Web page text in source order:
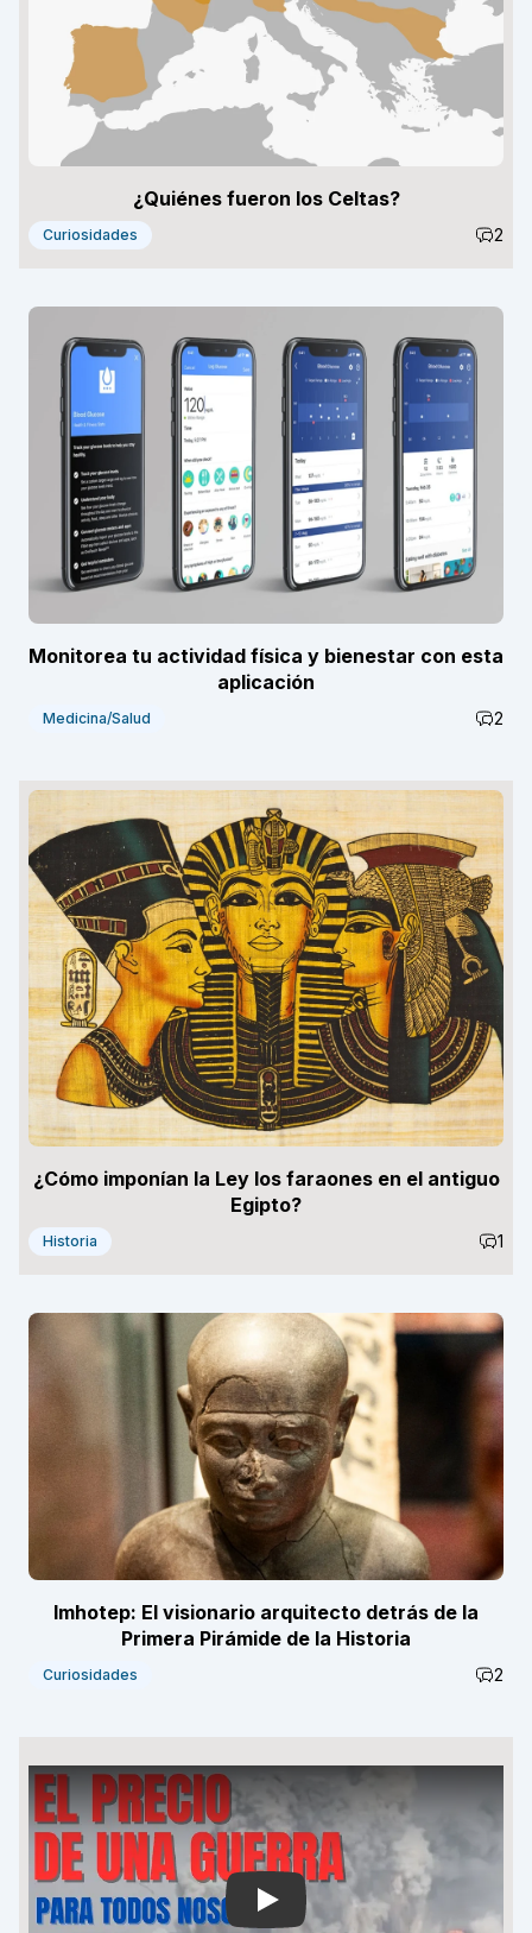
¿Quiénes fueron los Celtas?
Curiosidades 2
Monitorea tu actividad física y bienestar con esta
aplicación
Medicina/Salud 2
¿Cómo imponían la Ley los faraones en el antiguo
Egipto?
Historia 1
Imhotep: El visionario arquitecto detrás de la
Primera Pirámide de la Historia
Curiosidades 2
Play